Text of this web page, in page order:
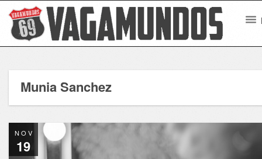
Munia Sanchez
NOV
19